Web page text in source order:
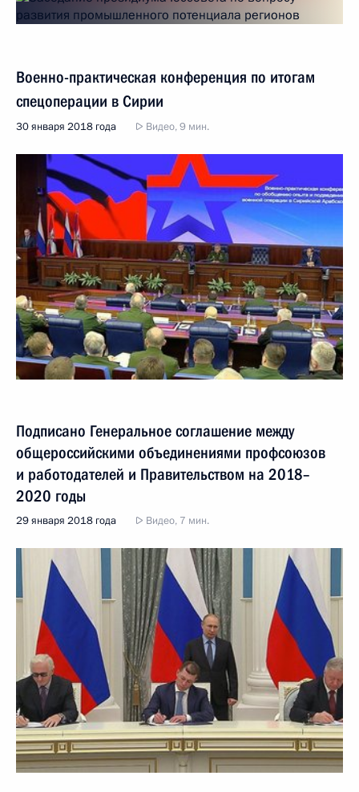
Военно-практическая конференция по итогам
спецоперации в Сирии
30 января 2018 года Видео, 9 мин.
Подписано Генеральное соглашение между
общероссийскими объединениями профсоюзов
и работодателей и Правительством на 2018–
2020 годы
29 января 2018 года Видео, 7 мин.